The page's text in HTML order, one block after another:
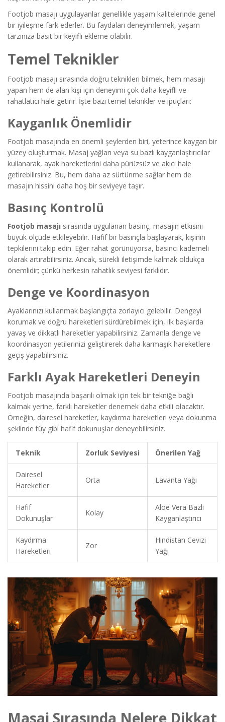
Footjob masajı uygulayanlar genellikle yaşam kalitelerinde genel
bir iyileşme fark ederler. Bu faydaları deneyimlemek, yaşam
tarzınıza basit bir keyifli ekleme olabilir.
Temel Teknikler
Footjob masajı sırasında doğru teknikleri bilmek, hem masajı
yapan hem de alan kişi için deneyimi çok daha keyifli ve
rahatlatıcı hale getirir. İşte bazı temel teknikler ve ipuçları:
Kayganlık Önemlidir
Footjob masajında en önemli şeylerden biri, yeterince kaygan bir
yüzey oluşturmak. Masaj yağları veya su bazlı kayganlaştırıcılar
kullanarak, ayak hareketlerini daha pürüzsüz ve akıcı hale
getirebilirsiniz. Bu, hem daha az sürtünme sağlar hem de
masajın hissini daha hoş bir seviyeye taşır.
Basınç Kontrolü
Footjob masajı sırasında uygulanan basınç, masajın etkisini
büyük ölçüde etkileyebilir. Hafif bir basınçla başlayarak, kişinin
tepkilerini takip edin. Eğer rahat görünüyorsa, basıncı kademeli
olarak artırabilirsiniz. Ancak, sürekli iletişimde kalmak oldukça
önemlidir; çünkü herkesin rahatlık seviyesi farklıdır.
Denge ve Koordinasyon
Ayaklarınızı kullanmak başlangıçta zorlayıcı gelebilir. Dengeyi
korumak ve doğru hareketleri sürdürebilmek için, ilk başlarda
yavaş ve dikkatli hareketler yapabilirsiniz. Zamanla denge ve
koordinasyon yetilerinizi geliştirerek daha karmaşık hareketlere
geçiş yapabilirsiniz.
Farklı Ayak Hareketleri Deneyin
Footjob masajında başarılı olmak için tek bir tekniğe bağlı
kalmak yerine, farklı hareketler denemek daha etkili olacaktır.
Örneğin, dairesel hareketler, kaydırma hareketleri veya dokunma
şeklinde tüy gibi hafif dokunuşlar deneyebilirsiniz.
Teknik Zorluk Seviyesi Önerilen Yağ
Dairesel
Hareketler
Orta Lavanta Yağı
Hafif
Dokunuşlar
Kolay
Aloe Vera Bazlı
Kayganlaştırıcı
Kaydırma
Hareketleri
Zor
Hindistan Cevizi
Yağı
Masaj Sırasında Nelere Dikkat